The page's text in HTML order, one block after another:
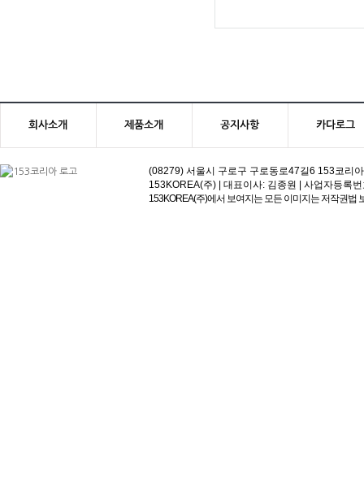
회사소개 제품소개 공지사항 카다로그
(08279) 서울시 구로구 구로동로47길6 153코리
153KOREA(주) | 대표이사: 김종원 | 사업자등록
153KOREA(주)에서 보여지는 모든 이미지는 저작권법